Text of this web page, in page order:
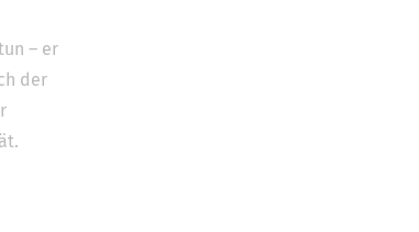
– er
der